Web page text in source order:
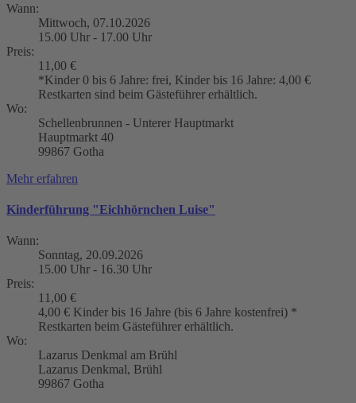
Wann:
Mittwoch, 07.10.2026
15.00 Uhr - 17.00 Uhr
Preis:
11,00 €
*Kinder 0 bis 6 Jahre: frei, Kinder bis 16 Jahre: 4,00 €
Restkarten sind beim Gästeführer erhältlich.
Wo:
Schellenbrunnen - Unterer Hauptmarkt
Hauptmarkt 40
99867 Gotha
Mehr erfahren
Kinderführung "Eichhörnchen Luise"
Wann:
Sonntag, 20.09.2026
15.00 Uhr - 16.30 Uhr
Preis:
11,00 €
4,00 € Kinder bis 16 Jahre (bis 6 Jahre kostenfrei) *
Restkarten beim Gästeführer erhältlich.
Wo:
Lazarus Denkmal am Brühl
Lazarus Denkmal, Brühl
99867 Gotha